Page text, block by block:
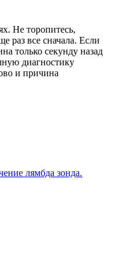
Не торопитесь,
раз все сначала. Если
только секунду назад
диагностику
и причина
лямбда зонда.